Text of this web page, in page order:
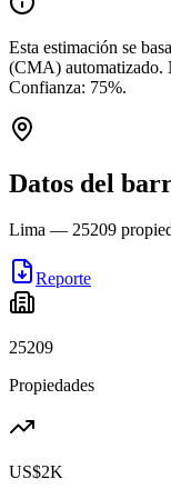
Esta estimación se
(CMA) automatizado.
Confianza: 75%.
Datos del
Lima — 25209
Reporte
25209
Propiedades
US$2K